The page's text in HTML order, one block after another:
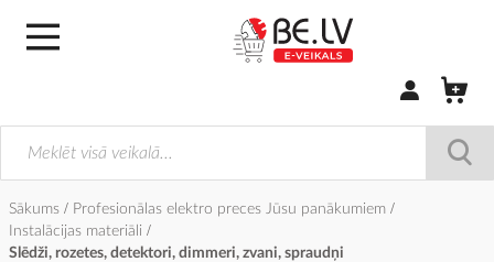
Pierakstīties/
Sākums
Profesionālas elektro preces Jūsu panākumiem
Instalācijas materiāli
Slēdži, rozetes, detektori, dimmeri, zvani, spraudņi